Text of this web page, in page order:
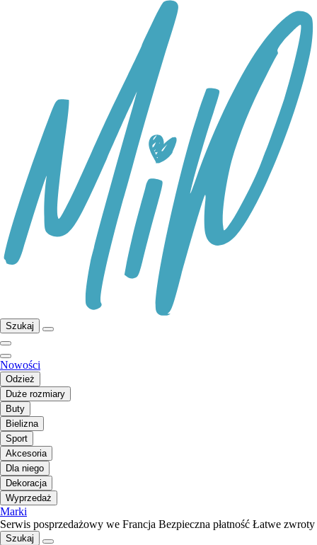
Szukaj
Nowości
Odzież
Duże rozmiary
Buty
Bielizna
Sport
Akcesoria
Dla niego
Dekoracja
Wyprzedaż
Marki
Serwis posprzedażowy we Francja Bezpieczna płatność Łatwe zwroty
Szukaj